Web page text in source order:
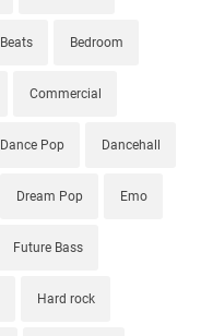
Beats Bedroom
Commercial
Dance Pop Dancehall
Dream Pop Emo
Future Bass
Hard rock